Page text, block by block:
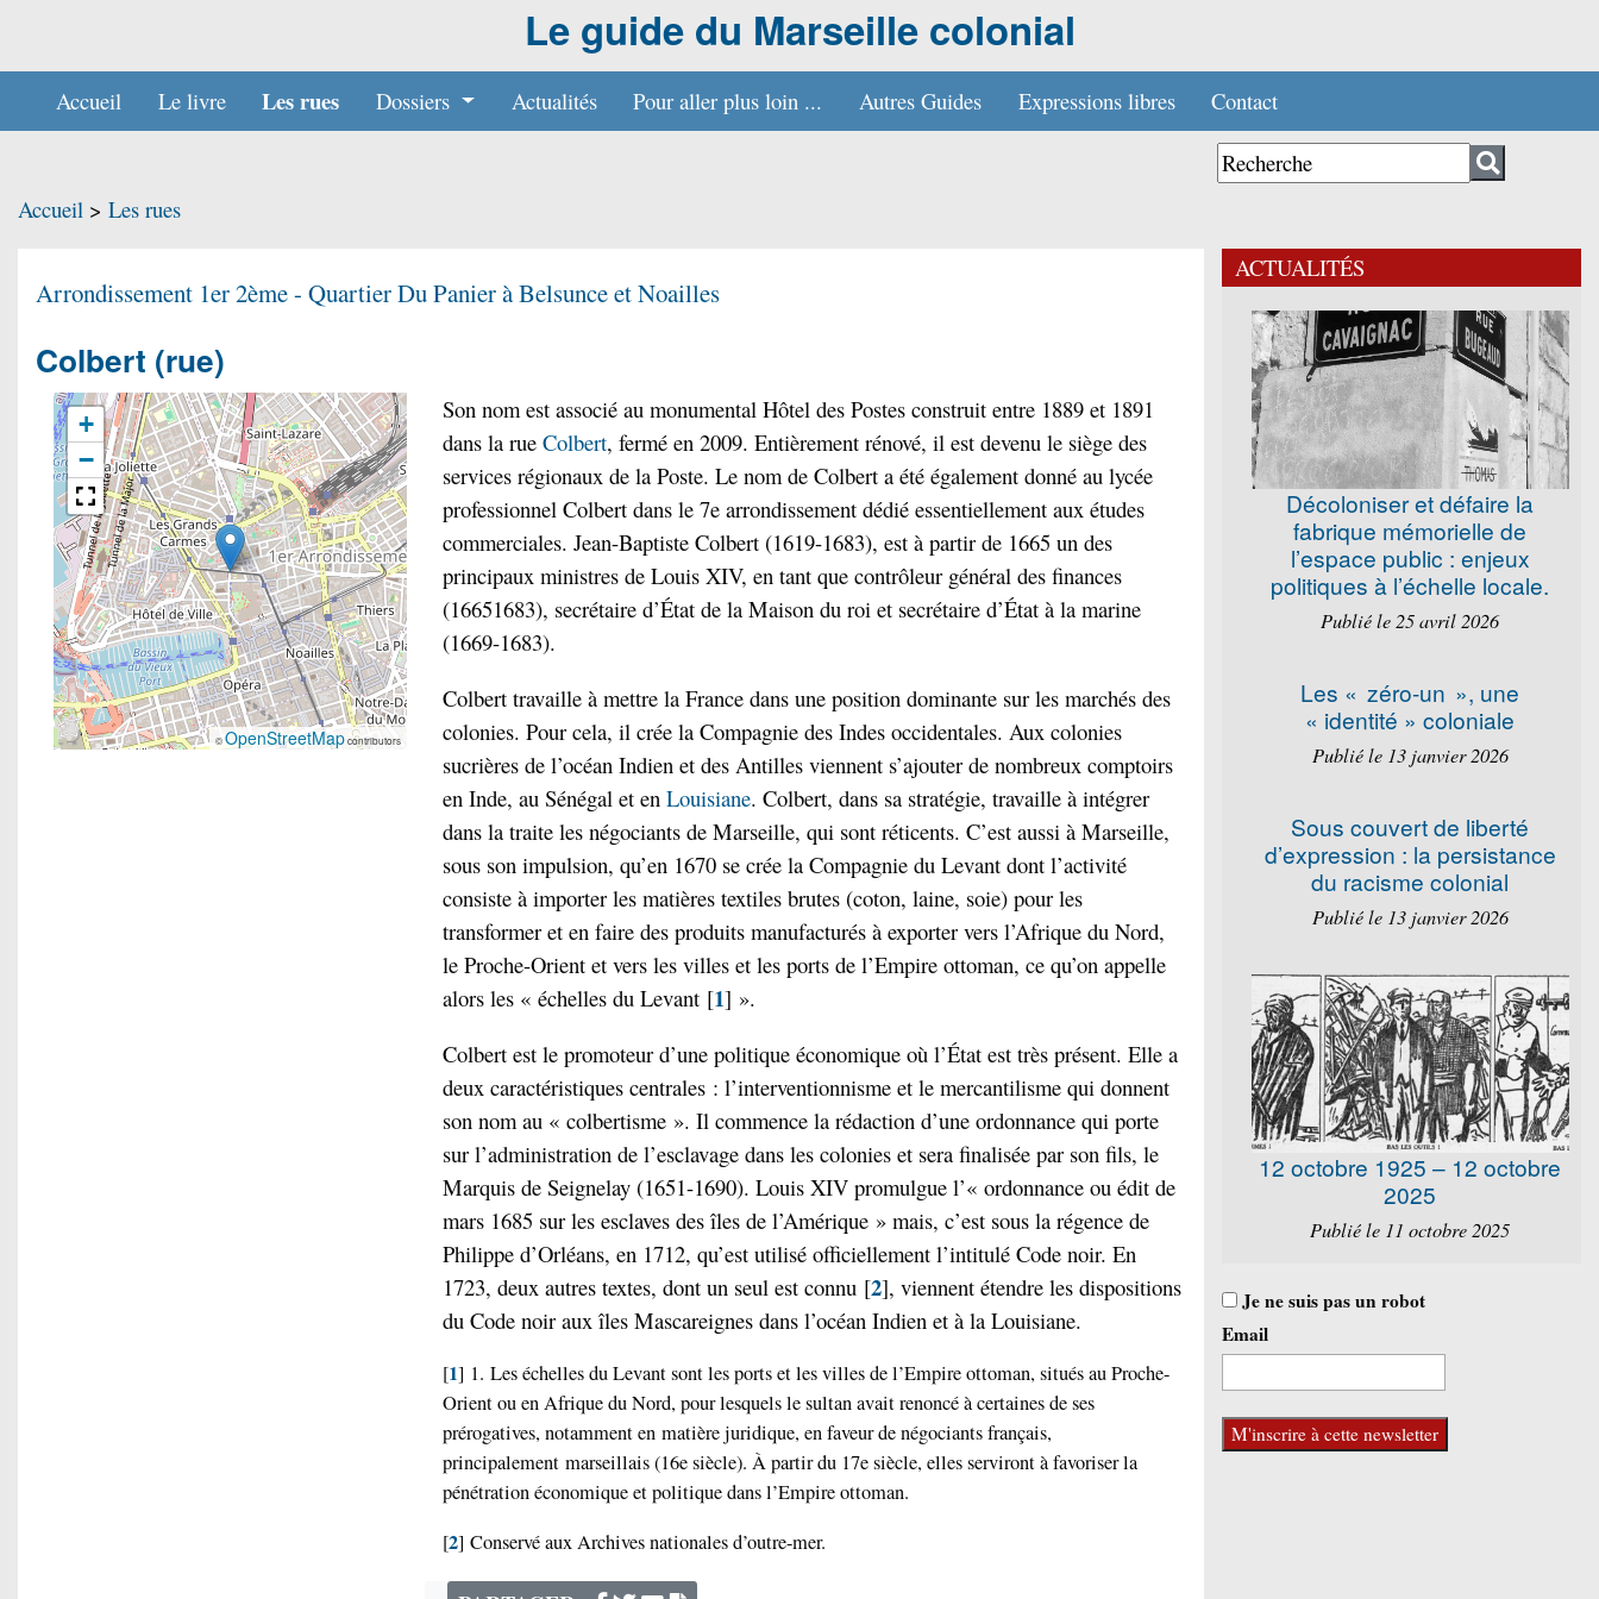
Le guide du Marseille colonial
Accueil Le livre Les rues Dossiers Actualités Pour aller plus loin ... Autres Guides Expressions libres Contact
Accueil > Les rues
Arrondissement 1er 2ème - QuartierDu Panier à Belsunce et Noailles
Colbert (rue)
+
−
©OpenStreetMapcontributors
Son nom est associé au monumental Hôtel des Postes construit entre 1889 et 1891
dans la rueColbert, fermé en 2009. Entièrement rénové, il est devenu le siège des
services régionaux de la Poste. Le nom de Colbert a été également donné au lycée
professionnel Colbert dans le 7e arrondissement dédié essentiellement aux études
commerciales. Jean-Baptiste Colbert (1619-1683), est à partir de 1665 un des
principaux ministres de Louis XIV, en tant que contrôleur général des finances
(16651683), secrétaire d’État de la Maison du roi et secrétaire d’État à la marine
(1669-1683).
Colbert travaille à mettre la France dans une position dominante sur les marchés des
colonies. Pour cela, il crée la Compagnie des Indes occidentales. Aux colonies
sucrières de l’océan Indien et des Antilles viennent s’ajouter de nombreux comptoirs
en Inde, au Sénégal et enLouisiane. Colbert, dans sa stratégie, travaille à intégrer
dans la traite les négociants de Marseille, qui sont réticents. C’est aussi à Marseille,
sous son impulsion, qu’en 1670 se crée la Compagnie du Levant dont l’activité
consiste à importer les matières textiles brutes (coton, laine, soie) pour les
transformer et en faire des produits manufacturés à exporter vers l’Afrique du Nord,
le Proche-Orient et vers les villes et les ports de l’Empire ottoman, ce qu’on appelle
alors les « échelles du Levant [1] ».
Colbert est le promoteur d’une politique économique où l’État est très présent. Elle a
deux caractéristiques centrales : l’interventionnisme et le mercantilisme qui donnent
son nom au « colbertisme ». Il commence la rédaction d’une ordonnance qui porte
sur l’administration de l’esclavage dans les colonies et sera finalisée par son fils, le
Marquis de Seignelay (1651-1690). Louis XIV promulgue l’« ordonnance ou édit de
mars 1685 sur les esclaves des îles de l’Amérique » mais, c’est sous la régence de
Philippe d’Orléans, en 1712, qu’est utilisé officiellement l’intitulé Code noir. En
1723, deux autres textes, dont un seul est connu [2], viennent étendre les dispositions
du Code noir aux îles Mascareignes dans l’océan Indien et à la Louisiane.
[1] 1. Les échelles du Levant sont les ports et les villes de l’Empire ottoman, situés au Proche-
Orient ou en Afrique du Nord, pour lesquels le sultan avait renoncé à certaines de ses
prérogatives, notamment en matière juridique, en faveur de négociants français,
principalement marseillais (16e siècle). À partir du 17e siècle, elles serviront à favoriser la
pénétration économique et politique dans l’Empire ottoman.
[2]Conservé aux Archives nationales d’outre-mer.
ACTUALITÉS
Décoloniser et défaire la
fabrique mémorielle de
l’espace public : enjeux
politiques à l’échelle locale.
Publié le 25 avril 2026
Les « zéro-un », une
« identité » coloniale
Publié le 13 janvier 2026
Sous couvert de liberté
d’expression : la persistance
du racisme colonial
Publié le 13 janvier 2026
12 octobre 1925 – 12 octobre
2025
Publié le 11 octobre 2025
Je ne suis pas un robot
Email